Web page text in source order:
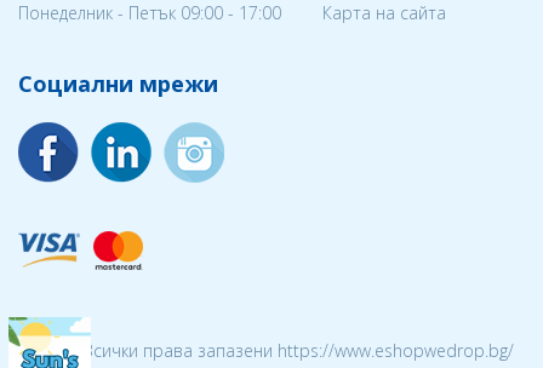
Понеделник - Петък 09:00 - 17:00
Карта на сайта
Социални мрежи
© 2026 Всички права запазени https://www.eshopwedrop.bg/